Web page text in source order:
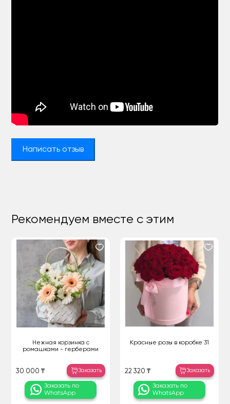
Написать отзыв
Рекомендуем вместе с этим
Нежная корзинка с
ромашками - герберами
30 000 ₸ Заказать
Заказать по
WhatsApp
Красные розы в коробке 31
22 320 ₸ Заказать
Заказать по
WhatsApp